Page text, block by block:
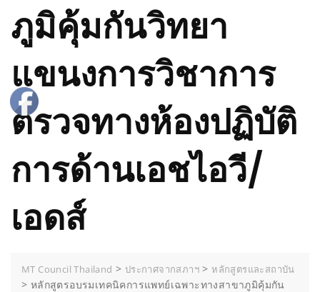
ภูมิคุ้มกันวิทยา
แขนงการวิชาการ
ตรวจทางห้องปฏิบัติ
การด้านเอชไอวี/
เอดส์
MT Council Thailand > ประกาศจากสภาฯ >หลักสูตรและสถาบัน
> หลักสูตรอบรมเทคนิคการแพทย์เฉพาะทางสาขาภูมิคุ้มกัน